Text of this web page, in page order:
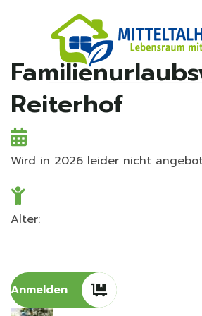
Reiterhof
Wird in 2026 leider nicht
Alter:
Anmelden